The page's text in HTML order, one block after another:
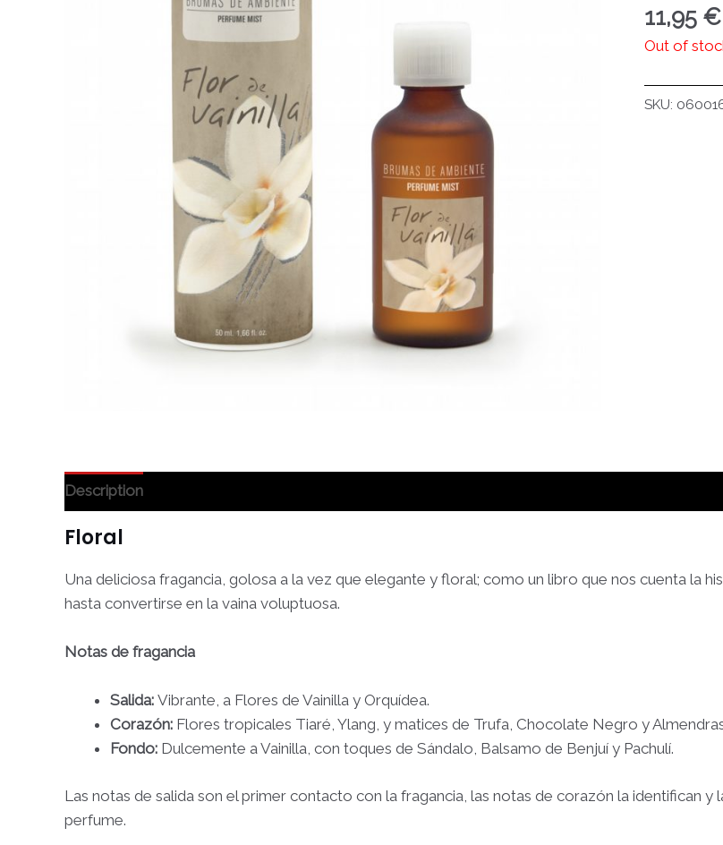
11,95 €
Out of
SKU:
Description
Floral
Una deliciosa fragancia, golosa a la vez que elegante y floral; como un libro que nos cuenta la
hasta convertirse en la vaina voluptuosa.
Notas de fragancia
Salida: Vibrante, a Flores de Vainilla y Orquídea.
Corazón: Flores tropicales Tiaré, Ylang, y matices de Trufa, Chocolate Negro y
Fondo: Dulcemente a Vainilla, con toques de Sándalo, Balsamo de Benjuí y Pachulí.
Las notas de salida son el primer contacto con la fragancia, las notas de corazón la identifican
perfume.